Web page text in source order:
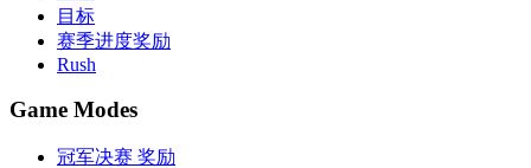
目标
赛季进度奖励
Rush
Game Modes
冠军决赛 奖励